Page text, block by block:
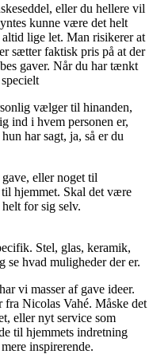
eller du hellere vil
kunne være det helt
lige let. Man risikerer at
sætter faktisk pris på at der
gaver. Når du har tænkt
vælger til hinanden,
ind i hvem personen er,
har sagt, ja, så er du
eller noget til
hjemmet. Skal det være
for sig selv.
Stel, glas, keramik,
se hvad muligheder der er.
har vi masser af gave ideer.
Nicolas Vahé. Måske det
eller nyt service som
til hjemmets indretning
inspirerende.